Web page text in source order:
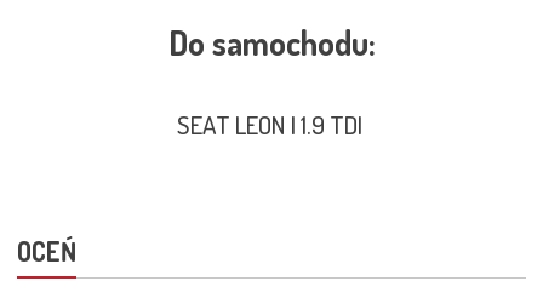
Do samochodu:
SEAT LEON I 1.9 TDI
OCEŃ